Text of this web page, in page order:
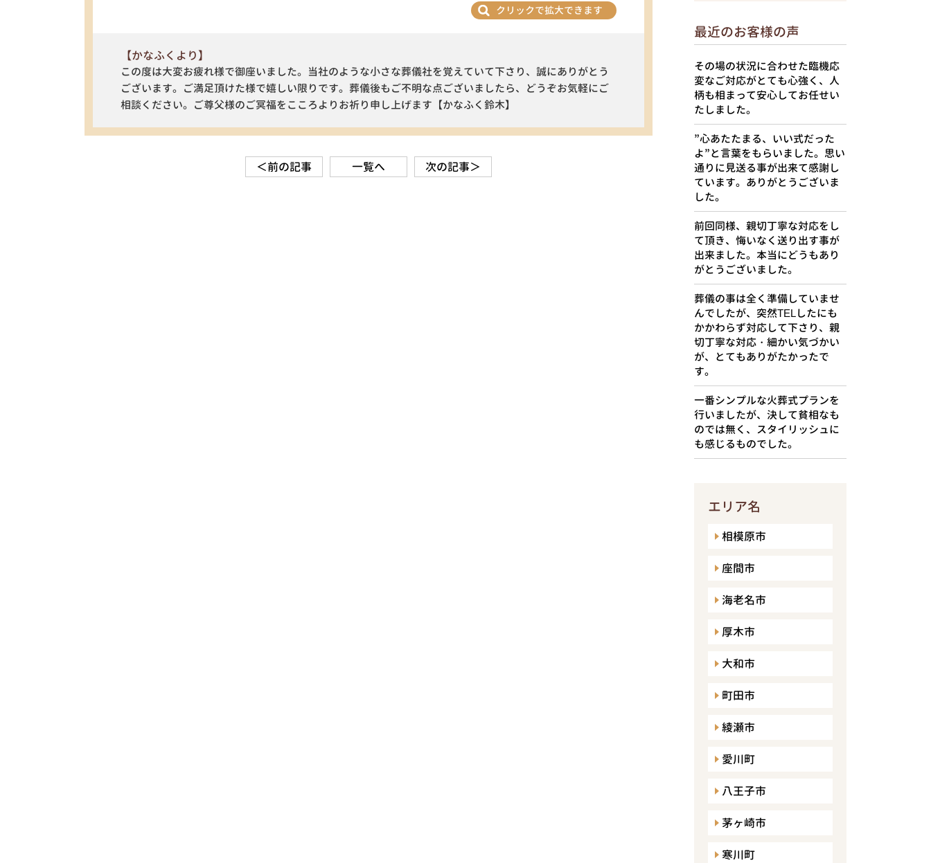
クリックで拡大できます
【かなふくより】
この度は大変お疲れ様で御座いました。当社のような小さな葬儀社を覚えていて下さり、誠にありがとう
ございます。ご満足頂けた様で嬉しい限りです。葬儀後もご不明な点ございましたら、どうぞお気軽にご
相談ください。ご尊父様のご冥福をこころよりお祈り申し上げます【かなふく鈴木】
＜前の記事 一覧へ 次の記事＞
最近のお客様の声
その場の状況に合わせた臨機応
変なご対応がとても心強く、人
柄も相まって安心してお任せい
たしました。
”心あたたまる、いい式だった
よ”と言葉をもらいました。思い
通りに見送る事が出来て感謝し
ています。ありがとうございま
した。
前回同様、親切丁寧な対応をし
て頂き、悔いなく送り出す事が
出来ました。本当にどうもあり
がとうございました。
葬儀の事は全く準備していませ
んでしたが、突然TELしたにも
かかわらず対応して下さり、親
切丁寧な対応・細かい気づかい
が、とてもありがたかったで
す。
一番シンプルな火葬式プランを
行いましたが、決して貧相なも
のでは無く、スタイリッシュに
も感じるものでした。
エリア名
相模原市
座間市
海老名市
厚木市
大和市
町田市
綾瀬市
愛川町
八王子市
茅ヶ崎市
寒川町